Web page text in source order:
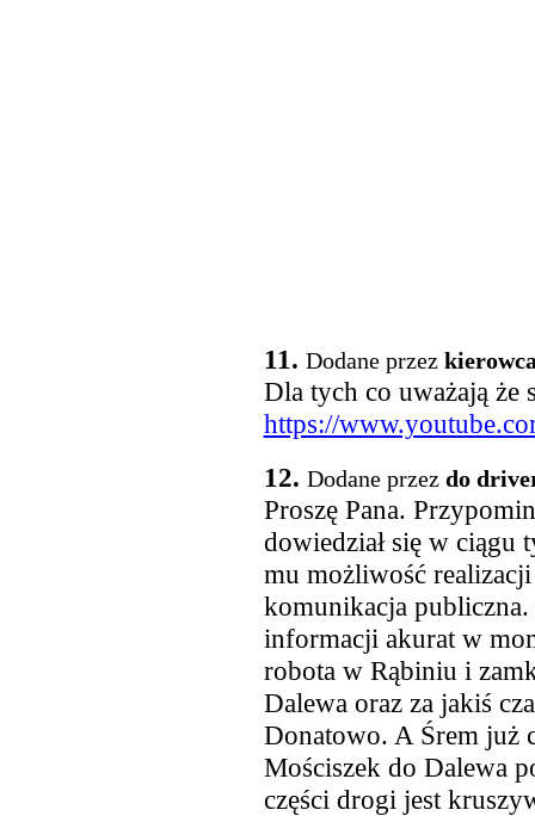
11. Dodane przez
Dla tych co uważają że
https://
12. Dodane przez do
Proszę Pana.
dowiedział się w ciągu
mu możliwość
komunikacja
informacji akurat w
robota w Rąbiniu i
Dalewa oraz za jakiś
Donatowo. A Śrem już
Mościszek do Dalewa
części drogi jest